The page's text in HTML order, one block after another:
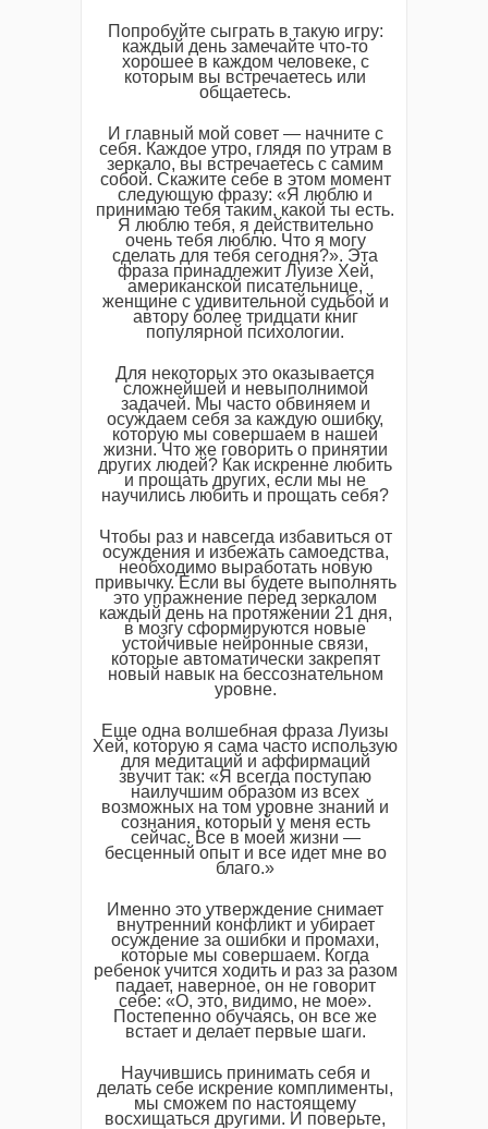
Попробуйте сыграть в такую игру:
каждый день замечайте что-то
хорошее в каждом человеке, с
которым вы встречаетесь или
общаетесь.
И главный мой совет — начните с
себя. Каждое утро, глядя по утрам в
зеркало, вы встречаетесь с самим
собой. Скажите себе в этом момент
следующую фразу: «Я люблю и
принимаю тебя таким, какой ты есть.
Я люблю тебя, я действительно
очень тебя люблю. Что я могу
сделать для тебя сегодня?». Эта
фраза принадлежит Луизе Хей,
американской писательнице,
женщине с удивительной судьбой и
автору более тридцати книг
популярной психологии.
Для некоторых это оказывается
сложнейшей и невыполнимой
задачей. Мы часто обвиняем и
осуждаем себя за каждую ошибку,
которую мы совершаем в нашей
жизни. Что же говорить о принятии
других людей? Как искренне любить
и прощать других, если мы не
научились любить и прощать себя?
Чтобы раз и навсегда избавиться от
осуждения и избежать самоедства,
необходимо выработать новую
привычку. Если вы будете выполнять
это упражнение перед зеркалом
каждый день на протяжении 21 дня,
в мозгу сформируются новые
устойчивые нейронные связи,
которые автоматически закрепят
новый навык на бессознательном
уровне.
Еще одна волшебная фраза Луизы
Хей, которую я сама часто использую
для медитаций и аффирмаций
звучит так: «Я всегда поступаю
наилучшим образом из всех
возможных на том уровне знаний и
сознания, который у меня есть
сейчас. Все в моей жизни —
бесценный опыт и все идет мне во
благо.»
Именно это утверждение снимает
внутренний конфликт и убирает
осуждение за ошибки и промахи,
которые мы совершаем. Когда
ребенок учится ходить и раз за разом
падает, наверное, он не говорит
себе: «О, это, видимо, не мое».
Постепенно обучаясь, он все же
встает и делает первые шаги.
Научившись принимать себя и
делать себе искрение комплименты,
мы сможем по настоящему
восхищаться другими. И поверьте,